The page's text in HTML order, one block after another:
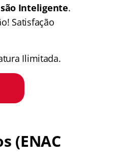
Inteligente.
Satisfação
Ilimitada.
(ENAC